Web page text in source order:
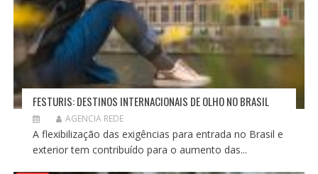
FESTURIS: DESTINOS INTERNACIONAIS DE OLHO NO BRASIL
AGENCIA REDE
A flexibilização das exigências para entrada no Brasil e
exterior tem contribuído para o aumento das...